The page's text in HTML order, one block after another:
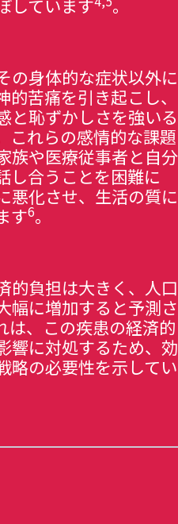
しています
。
の身体的な症状以外に
的苦痛を引き起こし、
と恥ずかしさを強いる
これらの感情的な課題
族や医療従事者と自分
し合うことを困難に
悪化させ、生活の質に
す6。
的負担は大きく、人口
幅に増加すると予測さ
は、この疾患の経済的
響に対処するため、効
略の必要性を示してい